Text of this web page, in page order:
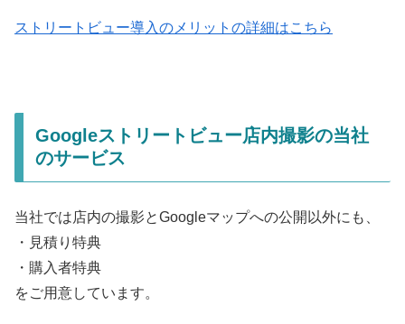
ストリートビュー導入のメリットの詳細はこちら
Googleストリートビュー店内撮影の当社
のサービス
当社では店内の撮影とGoogleマップへの公開以外にも、
・見積り特典
・購入者特典
をご用意しています。